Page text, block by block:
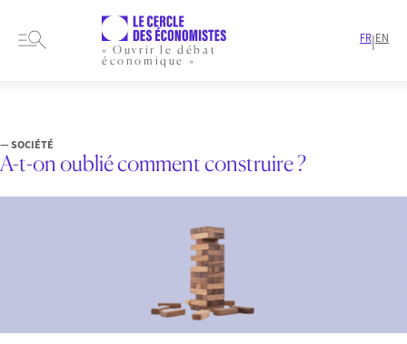
« Ouvrir le débat
économique »
FR|EN
— SOCIÉTÉ
A-t-on oublié comment construire ?